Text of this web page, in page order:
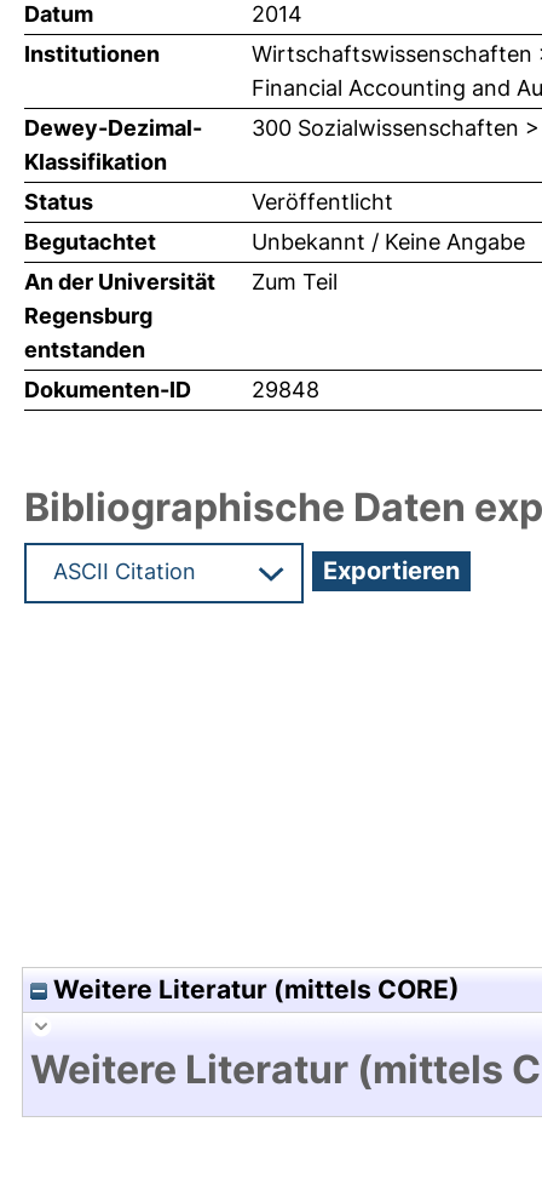
Datum
2014
Institutionen
Financial Accounting and
Dewey-Dezimal-
Klassifikation
300 Sozialwissenschaften
Status
Veröffentlicht
Begutachtet
Unbekannt / Keine Angabe
An der Universität
Regensburg
entstanden
Zum Teil
Dokumenten-ID 29848
Bibliographische Daten
Weitere Literatur (mittels CORE)
Weitere Literatur (mittels